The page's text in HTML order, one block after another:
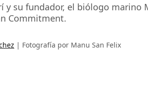
su fundador, el biólogo marino
Commitment.
Fotografía por Manu San Felix